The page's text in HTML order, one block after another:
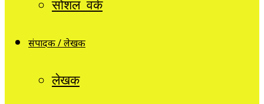
संपादक / लेखक
लेखक